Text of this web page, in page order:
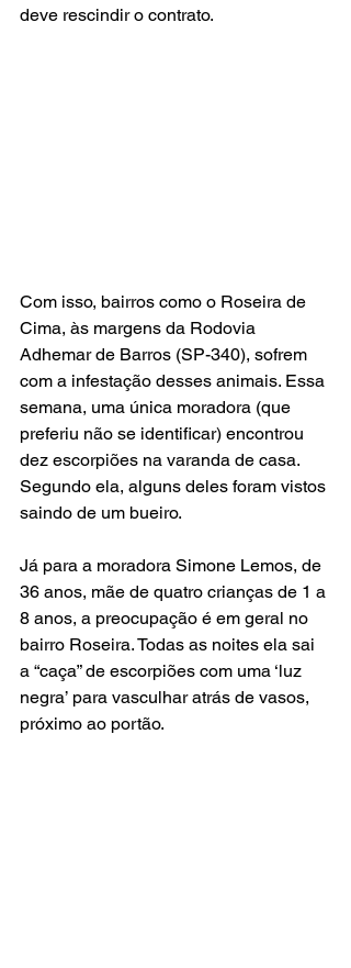
deve rescindir o contrato.
Com isso, bairros como o Roseira de
Cima, às margens da Rodovia
Adhemar de Barros (SP-340), sofrem
com a infestação desses animais. Essa
semana, uma única moradora (que
preferiu não se identificar) encontrou
dez escorpiões na varanda de casa.
Segundo ela, alguns deles foram vistos
saindo de um bueiro.
Já para a moradora Simone Lemos, de
36 anos, mãe de quatro crianças de 1 a
8 anos, a preocupação é em geral no
bairro Roseira. Todas as noites ela sai
a “caça” de escorpiões com uma ‘luz
negra’ para vasculhar atrás de vasos,
próximo ao portão.